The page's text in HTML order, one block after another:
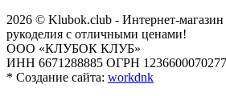
2026 © Klubok.club - Интернет-
рукоделия с отличными ценами!
ООО «КЛУБОК КЛУБ»
ИНН 6671288885 ОГРН 1236600070277
* Создание сайта: workdnk